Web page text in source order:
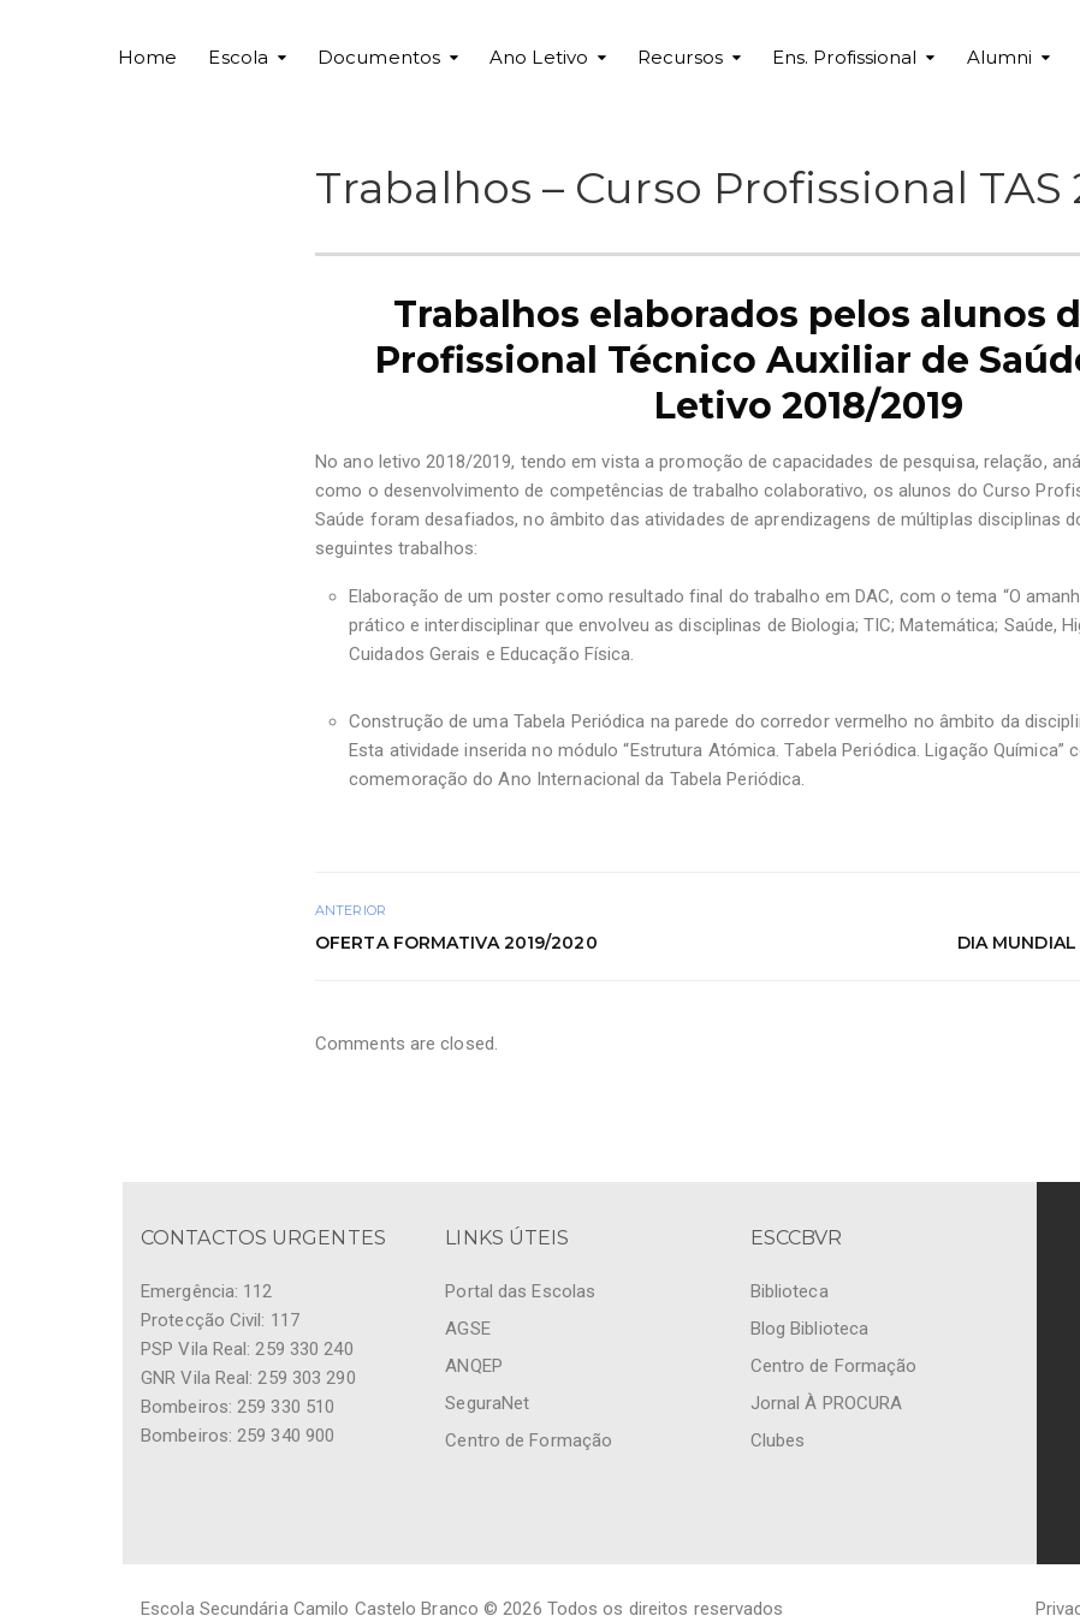
Home Escola Documentos Ano Letivo Recursos Ens. Profissional Alumni
Trabalhos – Curso Profissional TAS
Trabalhos elaborados pelos alunos
Profissional Técnico Auxiliar de
Letivo 2018/2019
No ano letivo 2018/2019, tendo em vista a promoção de capacidades de pesquisa, relação,
como o desenvolvimento de competências de trabalho colaborativo, os alunos do Curso
Saúde foram desafiados, no âmbito das atividades de aprendizagens de múltiplas disciplinas
seguintes trabalhos:
Elaboração de um poster como resultado final do trabalho em DAC, com o tema “O
prático e interdisciplinar que envolveu as disciplinas de Biologia; TIC; Matemática; Saúde,
Cuidados Gerais e Educação Física.
Construção de uma Tabela Periódica na parede do corredor vermelho no âmbito da
Esta atividade inserida no módulo “Estrutura Atómica. Tabela Periódica. Ligação Química”
comemoração do Ano Internacional da Tabela Periódica.
ANTERIOR
OFERTA FORMATIVA 2019/2020 DIA
Comments are closed.
CONTACTOS URGENTES
Emergência: 112
Protecção Civil: 117
PSP Vila Real: 259 330 240
GNR Vila Real: 259 303 290
Bombeiros: 259 330 510
Bombeiros: 259 340 900
LINKS ÚTEIS
Portal das Escolas
AGSE
ANQEP
SeguraNet
Centro de Formação
ESCCBVR
Biblioteca
Blog Biblioteca
Centro de Formação
Jornal À PROCURA
Clubes
Escola Secundária Camilo Castelo Branco © 2026 Todos os direitos reservados